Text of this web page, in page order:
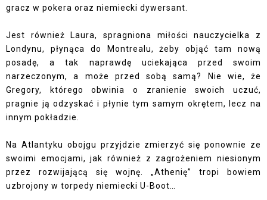
gracz w pokera oraz niemiecki dywersant.
Jest również Laura, spragniona miłości nauczycielka z
Londynu, płynąca do Montrealu, żeby objąć tam nową
posadę, a tak naprawdę uciekająca przed swoim
narzeczonym, a może przed sobą samą? Nie wie, że
Gregory, którego obwinia o zranienie swoich uczuć,
pragnie ją odzyskać i płynie tym samym okrętem, lecz na
innym pokładzie.
Na Atlantyku obojgu przyjdzie zmierzyć się ponownie ze
swoimi emocjami, jak również z zagrożeniem niesionym
przez rozwijającą się wojnę. „Athenię” tropi bowiem
uzbrojony w torpedy niemiecki U-Boot…